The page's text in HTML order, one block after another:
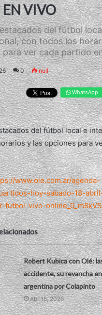
VIVO
del fútbol
con todos los
para ver cada partido
0 null
WhatsApp
del fútbol local e
y las opciones para
www.ole.com.ar/agenda-
hoy-sabado-18-
futbol-vivo-
Robert Kubica con Olé:
accidente, su revancha
argentina por Colapinto
Abr 18, 2026